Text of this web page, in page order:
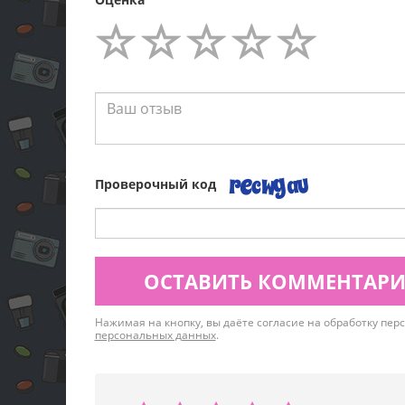
Проверочный код
ОСТАВИТЬ
Нажимая на кнопку, вы даёте согласие на обработку
персональных данных.